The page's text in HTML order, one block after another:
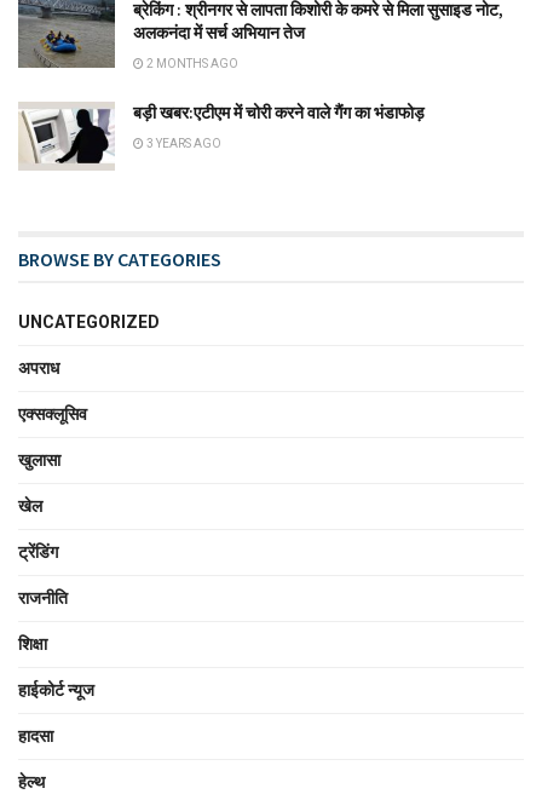
ब्रेकिंग : श्रीनगर से लापता किशोरी के कमरे से मिला सुसाइड नोट,
अलकनंदा में सर्च अभियान तेज
2 MONTHS AGO
बड़ी खबर:एटीएम में चोरी करने वाले गैंग का भंडाफोड़
3 YEARS AGO
BROWSE BY CATEGORIES
UNCATEGORIZED
अपराध
एक्सक्लूसिव
खुलासा
खेल
ट्रेंडिंग
राजनीति
शिक्षा
हाईकोर्ट न्यूज
हादसा
हेल्थ